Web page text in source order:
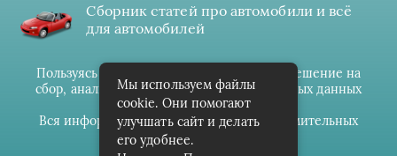
Сборник статей про автомобили и всё
для автомобилей
Пользуясь данным ресурсом вы даёте разрешение на
сбор, анализ и хранение своих персональных данных
согласноПравилам
Вся информация предоставлена в ознакомительных
целях.
Мы используем файлы
cookie. Они помогают
улучшать сайт и делать
его удобнее.